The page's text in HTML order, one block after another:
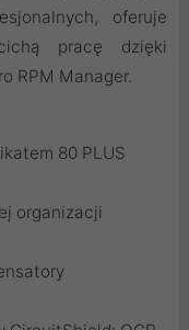
oferuje
pracę dzięki
RPM Manager.
80 PLUS
organizacji